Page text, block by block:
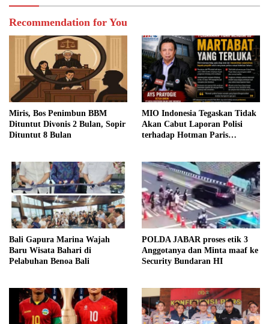
Recommendation for You
Miris, Bos Penimbun BBM
Dituntut Divonis 2 Bulan, Sopir
Dituntut 8 Bulan
MIO Indonesia Tegaskan Tidak
Akan Cabut Laporan Polisi
terhadap Hotman Paris
Bali Gapura Marina Wajah
Baru Wisata Bahari di
Pelabuhan Benoa Bali
POLDA JABAR proses etik 3
Anggotanya dan Minta maaf ke
Security Bundaran HI